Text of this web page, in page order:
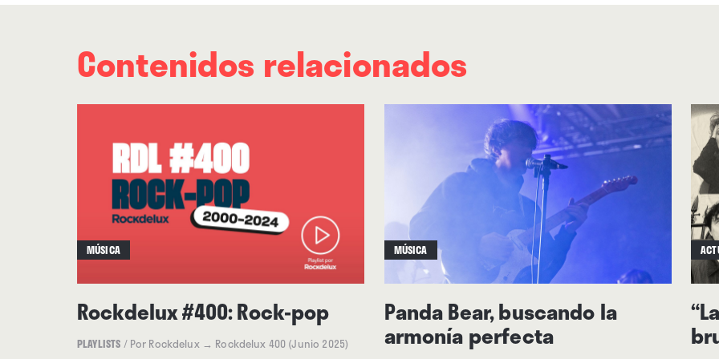
leyendas para mí. Aunque esos músicos
vieja colección de álbumes. Trasvasados en
acordes, los expandieron al presente con
capas gruesas y texturas orgánicas, en una
por momentos parece madurada del “Person
álbum internacional del 2007 para
Equal” de Sonic Boom.
Contenidos relacionados
MÚSICA
Rockdelux #400: Rock-pop
PLAYLISTS / Por Rockdelux → Rockdelux 400 (Junio 2025)
MÚSICA
Panda Bear, buscando la
armonía perfecta